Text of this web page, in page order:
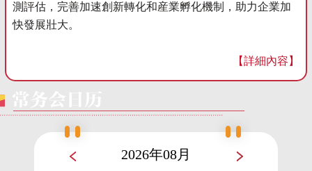
測評估，完善加速創新轉化和産業孵化機制，助力企業加
快發展壯大。
【詳細內容】
2026年08月